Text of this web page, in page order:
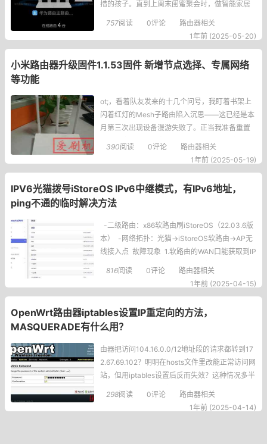
措的孩子。直到上周末闺蜜聚会时，做智能家居
的设计师小米看到我边举着手机找信号边倒红酒
的滑稽模样，神秘一笑："该给你的房子装个神经
网线，我突然意识到：好的网络
757阅读 0评论
路由器相关
1年前 (2025-05-20)
小米路由器升级固件1.1.53固件 新增节点选择、专属网络
等功能
ot;，看着队友发来的十几个问号，我盯着书架上
闪着红灯的Mesh子路由陷入沉思——这已经是本
月第三次出现设备漫游失败了。正当我准备重置
整个网络时，手机突然弹出了1.1.53固件更新推
送，更新日志里醒目的"修复主动漫游丢包"字样让
有多重磅？
390阅读 0评论
路由器相关
1年前 (2025-05-19)
IPV6光猫拨号iStoreOS IPv6中继模式，有IPv6地址，
ping不通的临时解决方法
-二级路由：x86软路由刷iStoreOS（22.03.6版
本） -网络拓扑：光猫→iStoreOS软路由→AP无
线接入点 故障现象 1.软路由的WAN口能获取到IP
v6地址，但IPv6测试网站显示失败。 2.局域网设
816阅读 0评论
路由器相关
1年前 (2025-04-15)
OpenWrt路由器iptables设置IP重定向的方法，
MASQUERADE有什么用？
由器把访问104.16.0.0/12地址段的请求都转到17
2.67.69.102？明明在hosts文件里改能正常访问网
站，但用iptables设置后反而失效？这种情况多半
是NAT转发链条没接完整！终极解决方案在SSH
中依次执行这些命令（建议复制粘贴）：#开启内
298阅读 0评论
路由器相关
1年前 (2025-04-14)